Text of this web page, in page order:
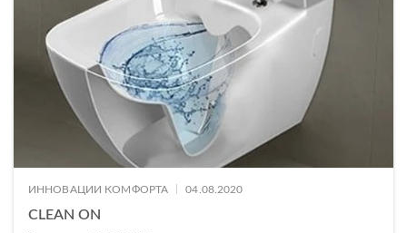
ИННОВАЦИИ КОМФОРТА 04.08.2020
CLEAN ON